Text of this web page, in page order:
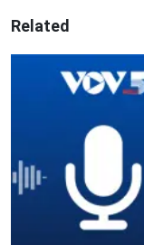
Related